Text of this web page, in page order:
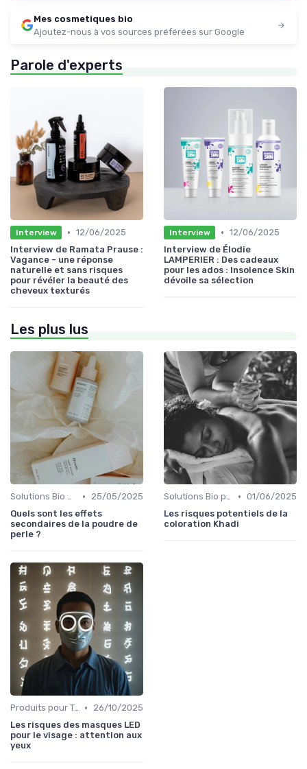
Mes cosmetiques bio
Ajoutez-nous à vos sources préférées sur Google
Parole d'experts
Interview • 12/06/2025
Interview de Ramata Prause :
Vagance - une réponse
naturelle et sans risques
pour révéler la beauté des
cheveux texturés
Interview • 12/06/2025
Interview de Élodie
LAMPERIER : Des cadeaux
pour les ados : Insolence Skin
dévoile sa sélection
Les plus lus
Solutions Bio pour Problèmes de Peau •
25/05/2025
Quels sont les effets
secondaires de la poudre de
perle ?
Solutions Bio pour Problèmes de Peau • 01/06/2025
Les risques potentiels de la
coloration Khadi
Produits pour Types de Peau •
26/10/2025
Les risques des masques LED
pour le visage : attention aux
yeux